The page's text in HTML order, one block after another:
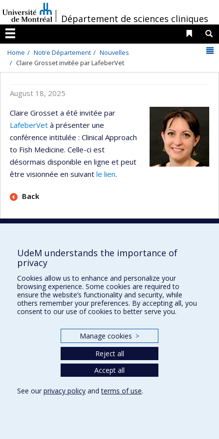
au
contenu
/Département de sciences cliniques
Menu
Liens
Home Notre Département
Nouvelles
Claire Grosset invitée par LafeberVet
August 18, 2025
Claire Grosset a été invitée par
LafeberVet à présenter une
conférence intitulée : Clinical Approach
to Fish Medicine. Celle-ci est
désormais disponible en ligne et peut
être visionnée en suivant le lien.
Back
Département de sciences cliniques
3200, rue Sicotte
Saint-Hyacinthe (Québec)
J2S 2M2
Privacy
UdeM understands the importance of
privacy
Cookies allow us to enhance and personalize your
browsing experience. Some cookies are required to
ensure the website’s functionality and security, while
others remember your preferences. By accepting all, you
consent to our use of cookies to better serve you.
Manage cookies >
Reject all
Accept all
See our privacy policy andterms of use.